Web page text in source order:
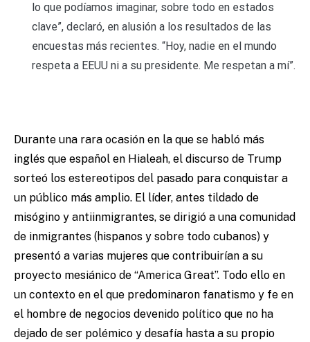
lo que podíamos imaginar, sobre todo en estados
clave”, declaró, en alusión a los resultados de las
encuestas más recientes. “Hoy, nadie en el mundo
respeta a EEUU ni a su presidente. Me respetan a mí”.
Durante una rara ocasión en la que se habló más
inglés que español en Hialeah, el discurso de Trump
sorteó los estereotipos del pasado para conquistar a
un público más amplio. El líder, antes tildado de
misógino y antiinmigrantes, se dirigió a una comunidad
de inmigrantes (hispanos y sobre todo cubanos) y
presentó a varias mujeres que contribuirían a su
proyecto mesiánico de “America Great”. Todo ello en
un contexto en el que predominaron fanatismo y fe en
el hombre de negocios devenido político que no ha
dejado de ser polémico y desafía hasta a su propio